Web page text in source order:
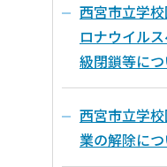
西宮市立学
ロナウイル
級閉鎖等に
西宮市立学
業の解除に